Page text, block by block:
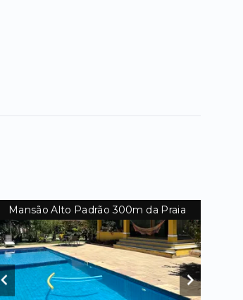
Mansão Alto Padrão 300m da Praia